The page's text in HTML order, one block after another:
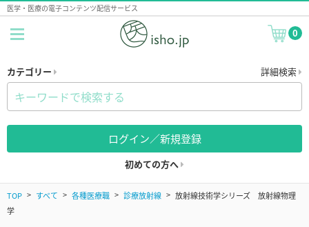
医学・医療の電子コンテンツ配信サービス
0
カテゴリー 詳細検索
ログイン／新規登録
初めての方へ
TOP すべて 各種医療職 診療放射線
放射線技術学シリーズ 放射線物理
学